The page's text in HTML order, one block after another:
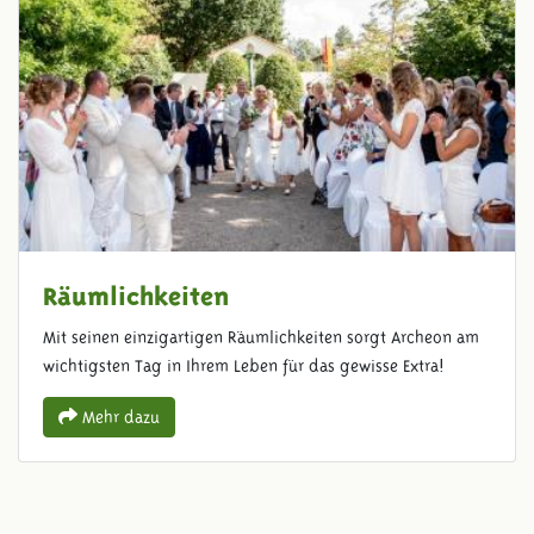
Räumlichkeiten
Mit seinen einzigartigen Räumlichkeiten sorgt Archeon am
wichtigsten Tag in Ihrem Leben für das gewisse Extra!
Mehr dazu